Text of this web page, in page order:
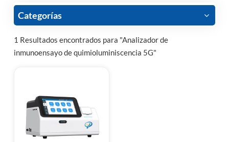
Categorías
1 Resultados encontrados para "Analizador de
inmunoensayo de quimioluminiscencia 5G"